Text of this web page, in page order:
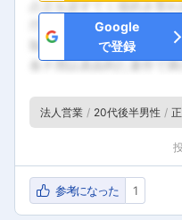
フォ
Google
で登録
法人営業 20代後半男性
参考になった 1